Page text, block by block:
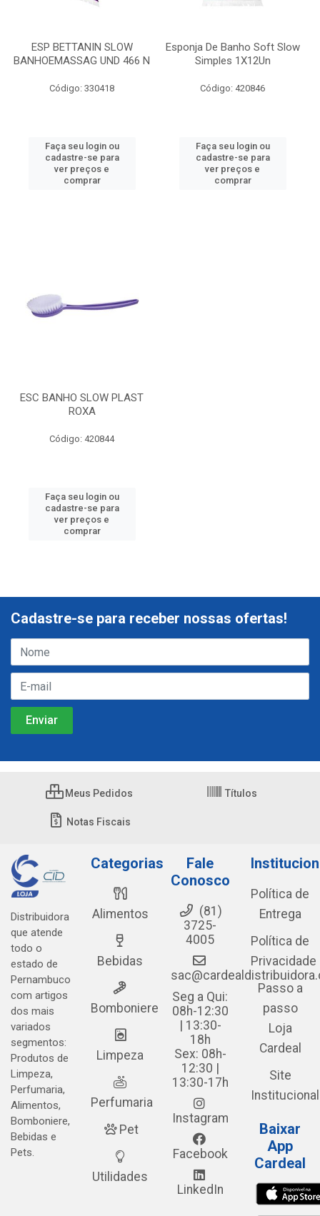
ESP BETTANIN SLOW
BANHOEMASSAG UND 466 N
Código: 330418
Faça seu login ou
cadastre-se para
ver preços e
comprar
Esponja De Banho Soft Slow
Simples 1X12Un
Código: 420846
Faça seu login ou
cadastre-se para
ver preços e
comprar
ESC BANHO SLOW PLAST
ROXA
Código: 420844
Faça seu login ou
cadastre-se para
ver preços e
comprar
Cadastre-se para receber nossas ofertas!
Meus Pedidos Títulos
Notas Fiscais
Distribuidora
que atende
todo o
estado de
Pernambuco
com artigos
dos mais
variados
segmentos:
Produtos de
Limpeza,
Perfumaria,
Alimentos,
Bomboniere,
Bebidas e
Pets.
Categorias
Alimentos
Bebidas
Bomboniere
Limpeza
Perfumaria
Pet
Utilidades
Fale
Conosco
(81)
3725-
4005
Seg a Qui:
08h-12:30
| 13:30-
18h
Sex: 08h-
12:30 |
13:30-17h
Instagram
Facebook
LinkedIn
Política de
Entrega
Política de
Privacidade
Passo a
passo
Loja
Cardeal
Site
Institucional
Baixar
App
Cardeal